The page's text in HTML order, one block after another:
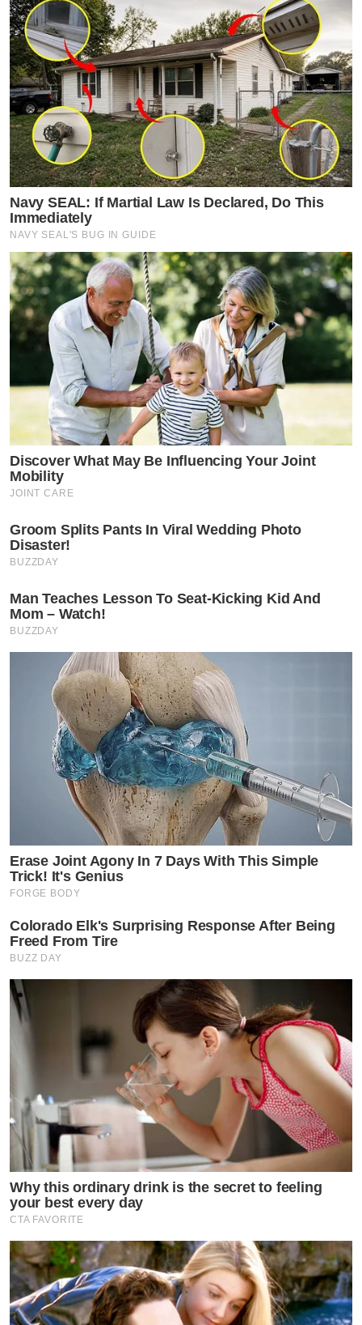
Navy SEAL: If Martial Law Is Declared, Do This
Immediately
NAVY SEAL'S BUG IN GUIDE
Discover What May Be Influencing Your Joint
Mobility
JOINT CARE
Groom Splits Pants In Viral Wedding Photo
Disaster!
BUZZDAY
Man Teaches Lesson To Seat-Kicking Kid And
Mom – Watch!
BUZZDAY
Erase Joint Agony In 7 Days With This Simple
Trick! It's Genius
FORGE BODY
Colorado Elk's Surprising Response After Being
Freed From Tire
BUZZ DAY
Why this ordinary drink is the secret to feeling
your best every day
CTA FAVORITE